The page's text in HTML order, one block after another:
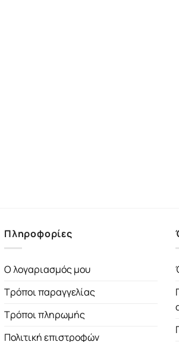
Πληροφορίες
Ο λογαριασμός μου
Τρόποι παραγγελίας
Τρόποι πληρωμής
Πολιτική επιστροφών